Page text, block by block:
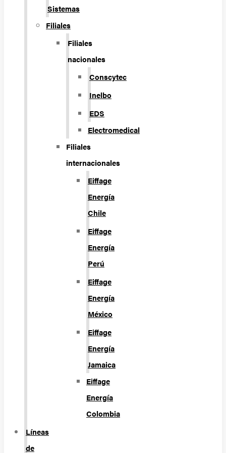
Sistemas
Filiales
Filiales
nacionales
Conscytec
Inelbo
EDS
Electromedical
Filiales
internacionales
Eiffage
Energía
Chile
Eiffage
Energía
Perú
Eiffage
Energía
México
Eiffage
Energía
Jamaica
Eiffage
Energía
Colombia
Líneas
de